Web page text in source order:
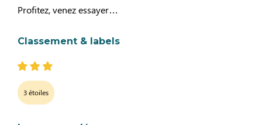
Profitez, venez essayer…
Classement & labels
3 étoiles